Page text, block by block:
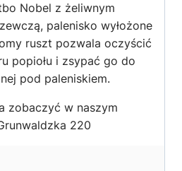
Nobel z żeliwnym
palenisko wyłożone
ruszt pozwala oczyścić
popiołu i zsypać go do
pod paleniskiem.
zobaczyć w naszym
220